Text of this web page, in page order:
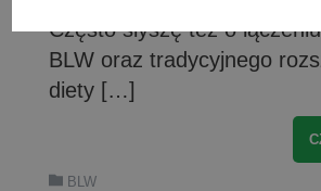
Często słyszę też o
BLW oraz tradycyjnego
diety […]
BLW